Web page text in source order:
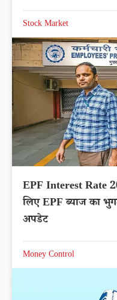
Stock Market
EPF Interest Rate
लिए EPF ब्याज का
अपडेट
Money Control